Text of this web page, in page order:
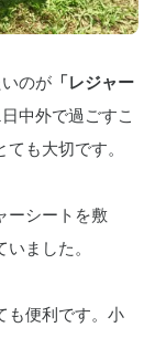
のが 「レジャー
中外で過ごすこ
も大切です。
ーシートを敷
ました。
も便利です。小